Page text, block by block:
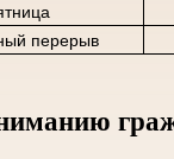
перерыв